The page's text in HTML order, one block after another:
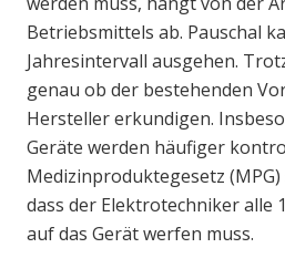
Betriebsmittels ab. Pauschal
Jahresintervall ausgehen.
genau ob der bestehenden
Hersteller erkundigen.
Geräte werden häufiger
Medizinproduktegesetz
dass der Elektrotechniker alle
auf das Gerät werfen muss.